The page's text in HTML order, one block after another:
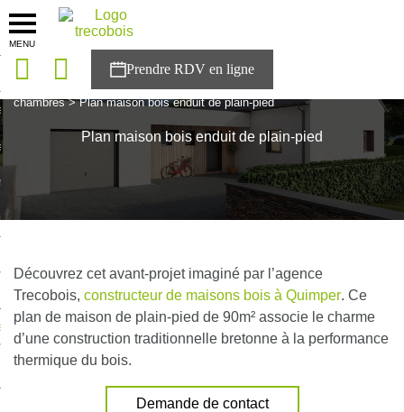
MENU
solutions
Trecobois
à NESTOR
chambres>Plan maison bois enduit de plain-pied
Plan maison bois enduit de plain-pied
Découvrez cet avant-projet imaginé par l’agence
Trecobois, constructeur de maisons bois à Quimper. Ce
plan de maison de plain-pied de 90m² associe le charme
d’une construction traditionnelle bretonne à la performance
thermique du bois.
Demande de contact